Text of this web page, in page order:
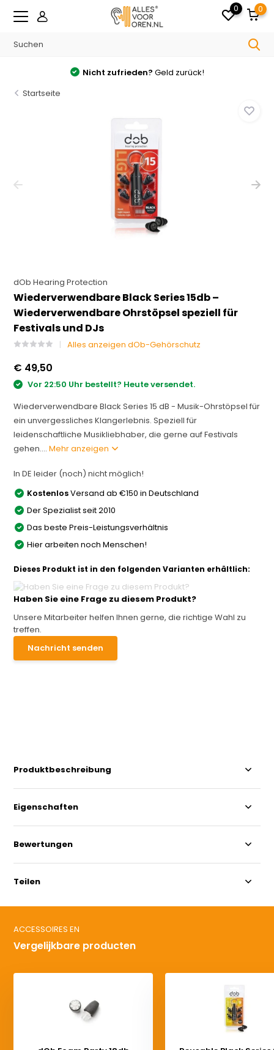
0 0
Nicht zufrieden? Geld zurück!
Startseite
dOb Hearing Protection
Wiederverwendbare Black Series 15db –
Wiederverwendbare Ohrstöpsel speziell für
Festivals und DJs
Alles anzeigen dOb-Gehörschutz
€ 49,50
Vor 22:50 Uhr bestellt? Heute versendet.
Wiederverwendbare Black Series 15 dB - Musik-Ohrstöpsel für
ein unvergessliches Klangerlebnis. Speziell für
leidenschaftliche Musikliebhaber, die gerne auf Festivals
gehen....Mehr anzeigen
In DE leider (noch) nicht möglich!
KostenlosVersand ab €150 in Deutschland
Der Spezialist seit 2010
Das beste Preis-Leistungsverhältnis
Hier arbeiten noch Menschen!
Dieses Produkt ist in den folgenden Varianten erhältlich:
Haben Sie eine Frage zu diesem Produkt?
Unsere Mitarbeiter helfen Ihnen gerne, die richtige Wahl zu
treffen.
Nachricht senden
Produktbeschreibung
Eigenschaften
Bewertungen
Teilen
ACCESSOIRES EN
Vergelijkbare producten